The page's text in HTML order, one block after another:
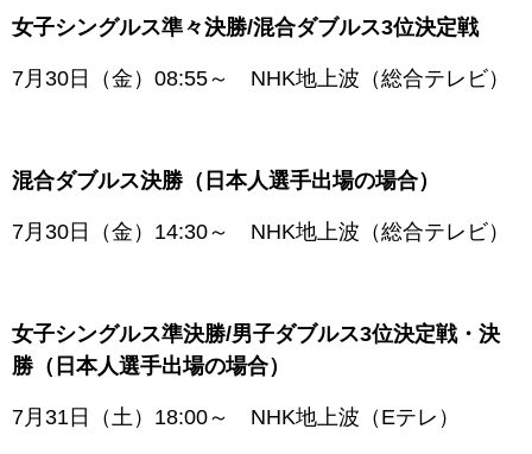
女子シングルス準々決勝/混合ダブルス3位決定戦
7月30日（金）08:55～ NHK地上波（総合テレビ）
混合ダブルス決勝（日本人選手出場の場合）
7月30日（金）14:30～ NHK地上波（総合テレビ）
女子シングルス準決勝/男子ダブルス3位決定戦・決
勝（日本人選手出場の場合）
7月31日（土）18:00～ NHK地上波（Eテレ）